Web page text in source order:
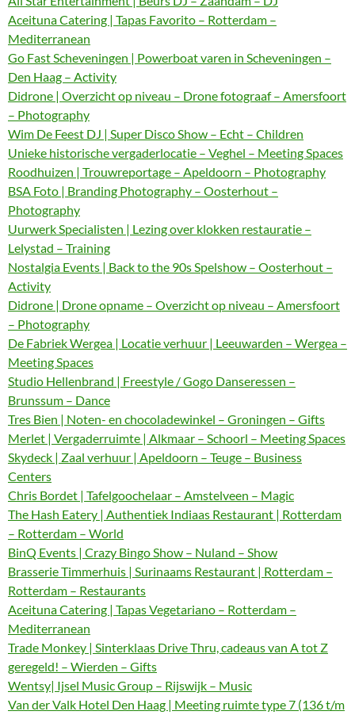
Aceituna Catering | Tapas Favorito – Rotterdam –
Mediterranean
Go Fast Scheveningen | Powerboat varen in Scheveningen –
Den Haag – Activity
Didrone | Overzicht op niveau – Drone fotograaf – Amersfoort
– Photography
Wim De Feest DJ | Super Disco Show – Echt – Children
Unieke historische vergaderlocatie – Veghel – Meeting Spaces
Roodhuizen | Trouwreportage – Apeldoorn – Photography
BSA Foto | Branding Photography – Oosterhout –
Photography
Uurwerk Specialisten | Lezing over klokken restauratie –
Lelystad – Training
Nostalgia Events | Back to the 90s Spelshow – Oosterhout –
Activity
Didrone | Drone opname – Overzicht op niveau – Amersfoort
– Photography
De Fabriek Wergea | Locatie verhuur | Leeuwarden – Wergea –
Meeting Spaces
Studio Hellenbrand | Freestyle / Gogo Danseressen –
Brunssum – Dance
Tres Bien | Noten- en chocoladewinkel – Groningen – Gifts
Merlet | Vergaderruimte | Alkmaar – Schoorl – Meeting Spaces
Skydeck | Zaal verhuur | Apeldoorn – Teuge – Business
Centers
Chris Bordet | Tafelgoochelaar – Amstelveen – Magic
The Hash Eatery | Authentiek Indiaas Restaurant | Rotterdam
– Rotterdam – World
BinQ Events | Crazy Bingo Show – Nuland – Show
Brasserie Timmerhuis | Surinaams Restaurant | Rotterdam –
Rotterdam – Restaurants
Aceituna Catering | Tapas Vegetariano – Rotterdam –
Mediterranean
Trade Monkey | Sinterklaas Drive Thru, cadeaus van A tot Z
geregeld! – Wierden – Gifts
Wentsy| Ijsel Music Group – Rijswijk – Music
Van der Valk Hotel Den Haag | Meeting ruimte type 7 (136 t/m